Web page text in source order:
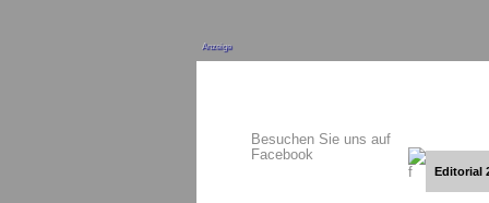
Anzeige
Besuchen Sie uns auf
Facebook
Editorial